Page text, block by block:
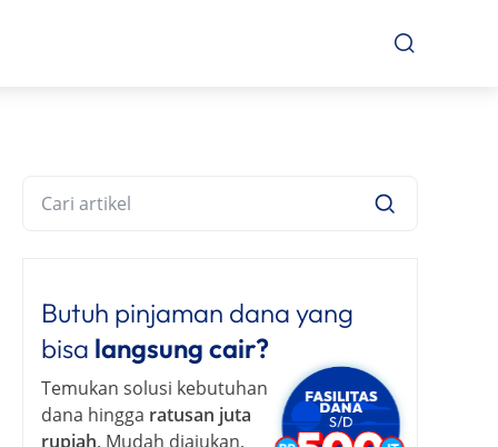
Butuh pinjaman dana yang
bisa langsung cair?
Temukan solusi kebutuhan
dana hingga ratusan juta
rupiah. Mudah diajukan,